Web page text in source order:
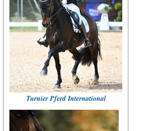
Turnier Pferd International